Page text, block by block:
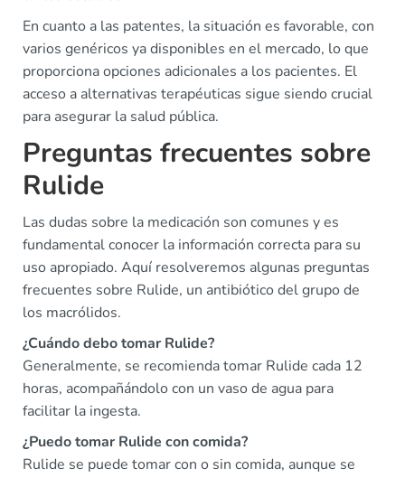
En cuanto a las patentes, la situación es favorable, con
varios genéricos ya disponibles en el mercado, lo que
proporciona opciones adicionales a los pacientes. El
acceso a alternativas terapéuticas sigue siendo crucial
para asegurar la salud pública.
Preguntas frecuentes sobre
Rulide
Las dudas sobre la medicación son comunes y es
fundamental conocer la información correcta para su
uso apropiado. Aquí resolveremos algunas preguntas
frecuentes sobre Rulide, un antibiótico del grupo de
los macrólidos.
¿Cuándo debo tomar Rulide?
Generalmente, se recomienda tomar Rulide cada 12
horas, acompañándolo con un vaso de agua para
facilitar la ingesta.
¿Puedo tomar Rulide con comida?
Rulide se puede tomar con o sin comida, aunque se